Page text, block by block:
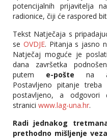
potencijalnih prijavitelja
radionice, čiji će raspored
Tekst Natječaja s
se OVDJE. Pitanja s jasno
Natječaj moguće je
dana završetka
putem e-pošte na
Postavljeno pitanje
postavljeno, a
stranici www.lag-una.hr.
Radi jednakog
prethodno mišljenje